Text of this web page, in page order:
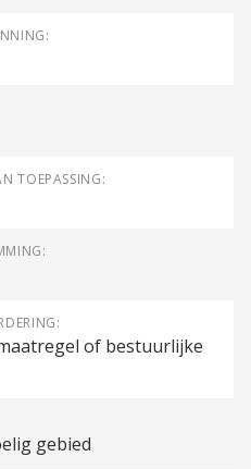
TOEPASSING:
of bestuurlijke
gebied